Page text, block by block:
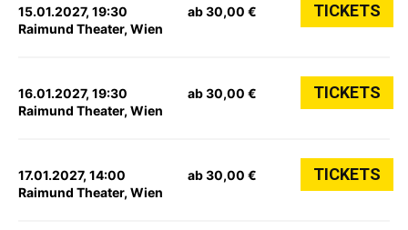
15.01.2027, 19:30
Raimund Theater, Wien
ab 30,00 € TICKETS
16.01.2027, 19:30
Raimund Theater, Wien
ab 30,00 € TICKETS
17.01.2027, 14:00
Raimund Theater, Wien
ab 30,00 € TICKETS